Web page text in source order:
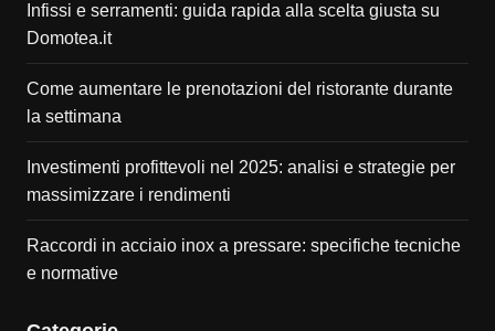
Infissi e serramenti: guida rapida alla scelta giusta su
Domotea.it
Come aumentare le prenotazioni del ristorante durante
la settimana
Investimenti profittevoli nel 2025: analisi e strategie per
massimizzare i rendimenti
Raccordi in acciaio inox a pressare: specifiche tecniche
e normative